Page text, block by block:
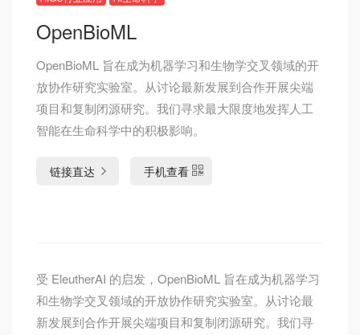
OpenBioML
OpenBioML 旨在成为机器学习和生物学交叉领域的开
放协作研究实验室。从讨论最新发展到合作开展尖端
项目和复制闭源研究。我们寻求最大限度地发挥人工
智能在生命科学中的积极影响。
链接直达 手机查看
受 EleutherAI 的启发，OpenBioML 旨在成为机器学习
和生物学交叉领域的开放协作研究实验室。从讨论最
新发展到合作开展尖端项目和复制闭源研究。我们寻